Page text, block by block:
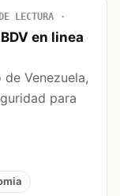
LECTURA
en linea
Venezuela,
para